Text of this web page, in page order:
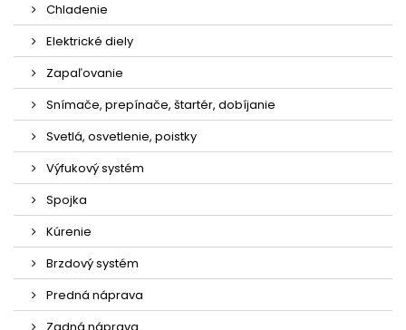
Chladenie
Elektrické diely
Zapaľovanie
Snímače, prepínače, štartér, dobíjanie
Svetlá, osvetlenie, poistky
Výfukový systém
Spojka
Kúrenie
Brzdový systém
Predná náprava